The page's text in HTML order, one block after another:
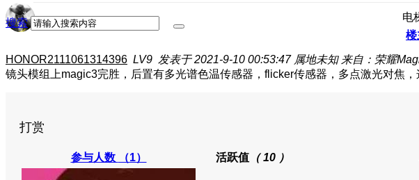
搜索 电
楼
HONOR2111061314396 LV9 发表于 2021-9-10 00:53:47 属地未知 来自：荣耀
镜头模组上magic3完胜，后置有多光谱色温传感器，flicker传感器，多点激光对焦
打赏
参与人数 （1） 活跃值（ 10 ）